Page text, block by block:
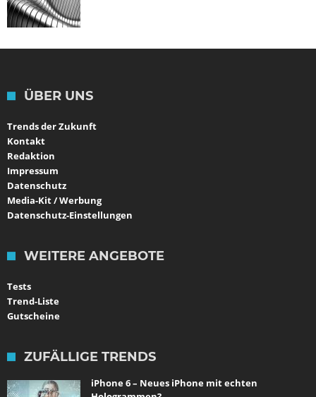
ÜBER UNS
Trends der Zukunft
Kontakt
Redaktion
Impressum
Datenschutz
Media-Kit / Werbung
Datenschutz-Einstellungen
WEITERE ANGEBOTE
Tests
Trend-Liste
Gutscheine
ZUFÄLLIGE TRENDS
iPhone 6 – Neues iPhone mit echten